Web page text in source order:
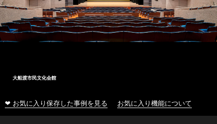
大船渡市民文化会館
❤ お気に入り保存した事例を見る お気に入り機能について